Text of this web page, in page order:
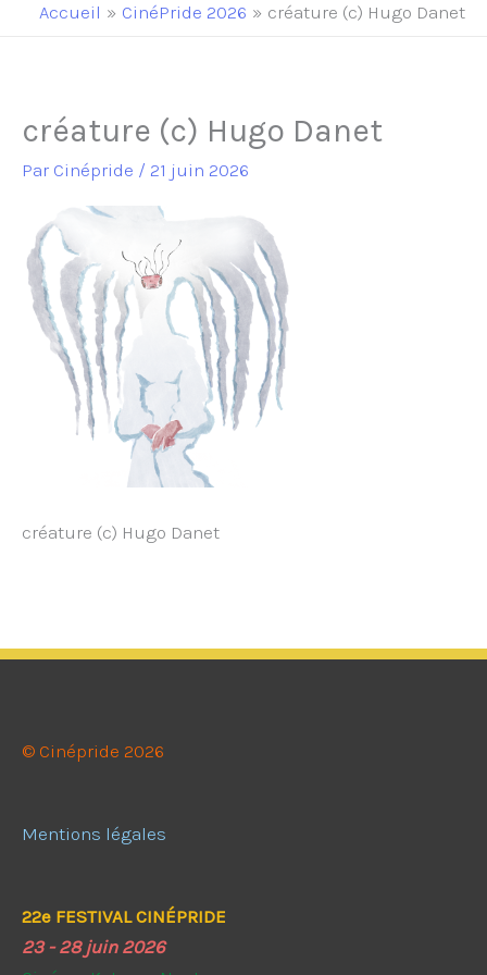
principal
Accueil CinéPride 2026 créature (c) Hugo Danet
créature (c) Hugo Danet
Par Cinépride / 21 juin 2026
créature (c) Hugo Danet
© Cinépride 2026
Mentions légales
22e FESTIVAL CINÉPRIDE
23 - 28 juin 2026